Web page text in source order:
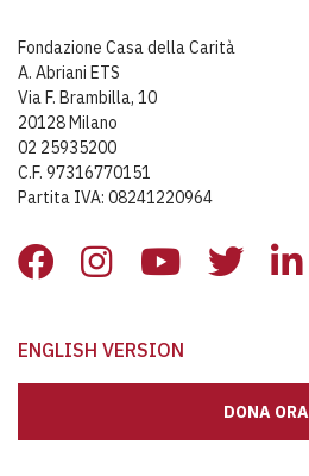
Fondazione Casa della Carità
A. Abriani ETS
Via F. Brambilla, 10
20128 Milano
02 25935200
C.F. 97316770151
Partita IVA: 08241220964
ENGLISH VERSION
DONA ORA